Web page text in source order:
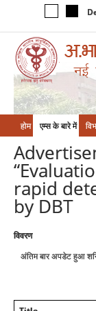
होम एम्‍स के बारे में
rapid
by DBT
विवरण
अंतिम बार अपडेट हुआ